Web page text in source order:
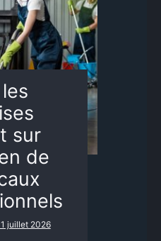
sur
de
juillet 2026